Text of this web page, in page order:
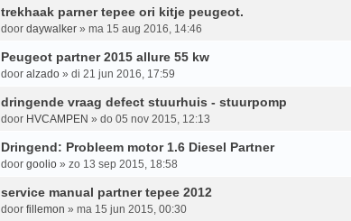
trekhaak parner tepee ori kitje peugeot.
door daywalker » ma 15 aug 2016, 14:46
Peugeot partner 2015 allure 55 kw
door alzado » di 21 jun 2016, 17:59
dringende vraag defect stuurhuis - stuurpomp
door HVCAMPEN » do 05 nov 2015, 12:13
Dringend: Probleem motor 1.6 Diesel Partner
door goolio » zo 13 sep 2015, 18:58
service manual partner tepee 2012
door fillemon » ma 15 jun 2015, 00:30